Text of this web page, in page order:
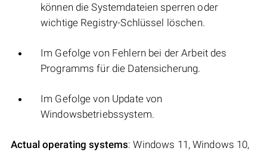
können die Systemdateien sperren oder
wichtige Registry-Schlüssel löschen.
Im Gefolge von Fehlern bei der Arbeit des
Programms für die Datensicherung.
Im Gefolge von Update von
Windowsbetriebssystem.
Actual operating systems: Windows 11, Windows 10,